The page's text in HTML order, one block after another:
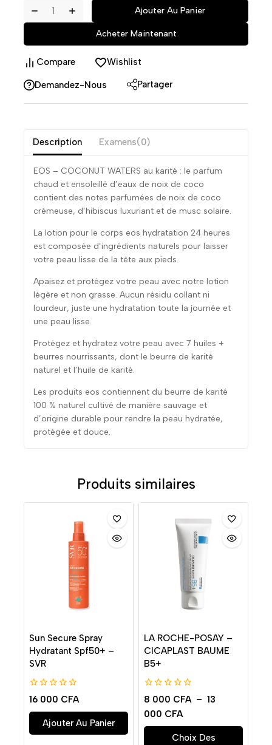
Ajouter Au Panier
Acheter Maintenant
Compare Wishlist
Demandez-Nous Partager
Description Examens(0)
EOS – COCONUT WATERS au karité : le parfum
chaud et ensoleillé d’eaux de noix de coco
contient des notes parfumées de noix de coco
crémeuse, d’hibiscus luxuriant et de musc solaire.
La lotion pour le corps eos hydratation 24 heures
est composée d’ingrédients naturels pour laisser
votre peau lisse de la tête aux pieds.
Apaisez et protégez votre peau avec notre lotion
légère et non grasse. Aucun résidu collant ni
lourdeur, juste une hydratation toute la journée et
une peau lisse.
Protégez et hydratez votre peau avec 7 huiles +
beurres nourrissants, dont le beurre de karité
naturel et l’huile de karité.
Les produits eos contiennent du beurre de karité
100 % naturel cultivé de manière sauvage et
d’origine durable pour rendre la peau hydratée,
protégée et douce.
Produits similaires
Sun Secure Spray
Hydratant Spf50+ –
SVR
0
de
5
16 000 CFA
Ajouter Au Panier
LA ROCHE-POSAY –
CICAPLAST BAUME
B5+
0
de
5
8 000 CFA – 13
000 CFA
Choix Des